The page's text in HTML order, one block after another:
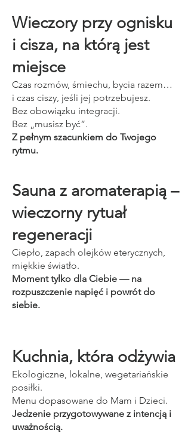
Wieczory przy ognisku
i cisza, na którą jest
miejsce
Czas rozmów, śmiechu, bycia razem…
i czas ciszy, jeśli jej potrzebujesz.
Bez obowiązku integracji.
Bez „musisz być”.
Z pełnym szacunkiem do Twojego
rytmu.
Sauna z aromaterapią –
wieczorny rytuał
regeneracji
Ciepło, zapach olejków eterycznych,
miękkie światło.
Moment tylko dla Ciebie — na
rozpuszczenie napięć i powrót do
siebie.
Kuchnia, która odżywia
Ekologiczne, lokalne, wegetariańskie
posiłki.
Menu dopasowane do Mam i Dzieci.
Jedzenie przygotowywane z intencją i
uważnością.